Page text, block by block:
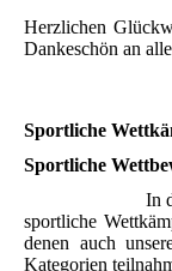
Herzlichen
Dankeschön an
Sportliche
Sportliche
In
sportliche
denen auch
Kategorien